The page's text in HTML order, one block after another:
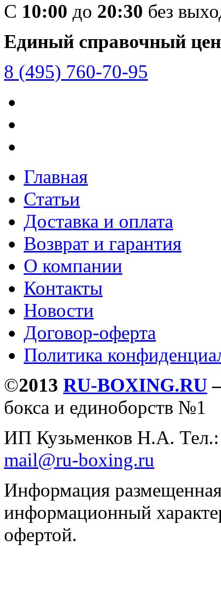
C 10:00 до 20:30 без
Единый справочный
8 (495) 760-70-95
Главная
Статьи
Доставка и оплата
Возврат и гарантия
О компании
Контакты
Новости
Договор-оферта
Политика
©2013 RU-BOXING.RU
бокса и единоборств №1
ИП Кузьменков Н.А.
mail@ru-boxing.ru
Информация
информационный
офертой.